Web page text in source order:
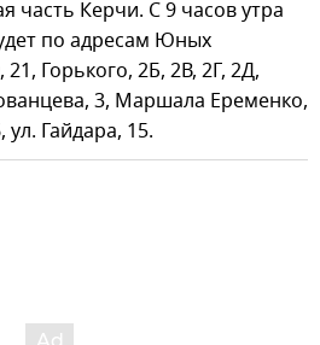
часть Керчи. С 9 часов утра
по адресам Юных
Горького, 2Б, 2В, 2Г, 2Д,
3, Маршала Еременко,
ул. Гайдара, 15.